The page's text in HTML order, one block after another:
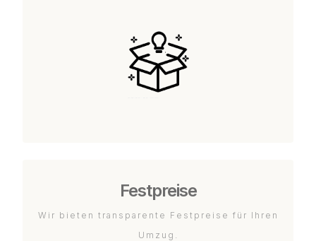
Festpreise
Wir bieten transparente Festpreise für Ihren
Umzug.